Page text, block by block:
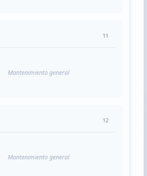
11
Mantenimiento general
12
Mantenimiento general